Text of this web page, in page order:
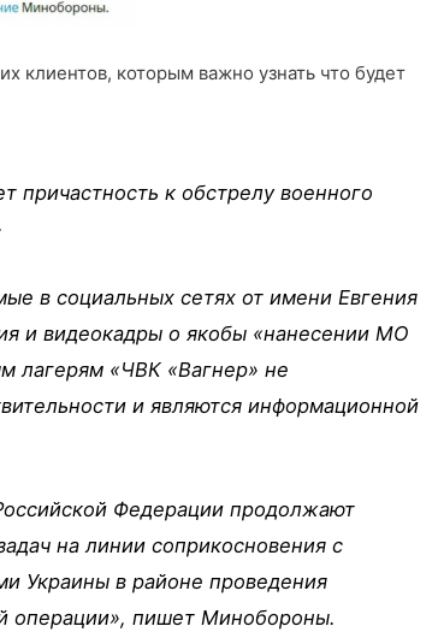
клиентов, которым важно узнать что будет
причастность к обстрелу военного
в социальных сетях от имени Евгения
и видеокадры о якобы «нанесении МО
лагерям «ЧВК «Вагнер» не
и являются информационной
Федерации продолжают
на линии соприкосновения с
Украины в районе проведения
операции», пишет Минобороны.